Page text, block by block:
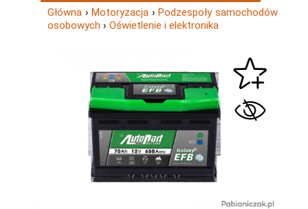
Główna ›Motoryzacja ›Podzespoły samochodów
osobowych › Oświetlenie i elektronika